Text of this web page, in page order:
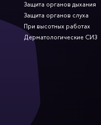
Защита органов дыхания
Защита органов слуха
При высотных работах
Дерматологические СИЗ